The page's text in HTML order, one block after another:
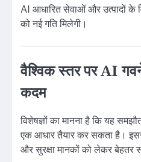
AI आधारित सेवाओं और उत्पादों के
को नई गति मिलेगी।
वैश्विक स्तर पर AI
कदम
विशेषज्ञों का मानना है कि यह
एक आधार तैयार कर सकता है।
और सुरक्षा मानकों को लेकर बेहतर